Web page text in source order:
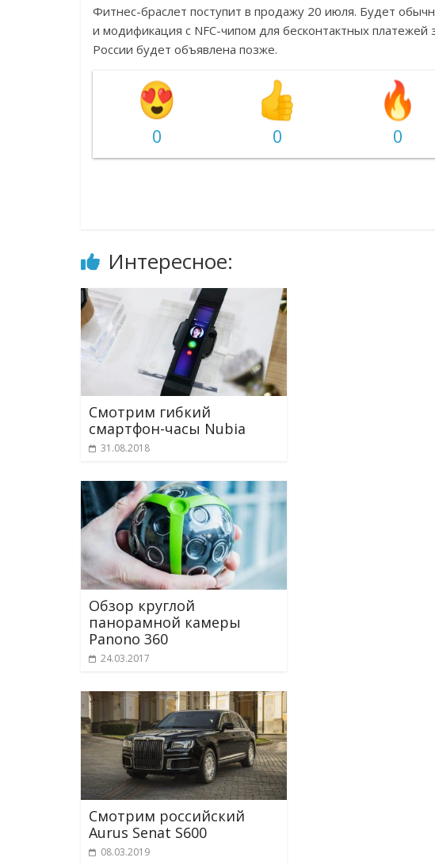
Фитнес-браслет поступит в продажу 20 июля. Будет
и модификация с NFC-чипом для бесконтактных
России будет объявлена позже.
0 0 0
Интересное:
Смотрим гибкий
смартфон-часы Nubia
31.08.2018
Обзор круглой
панорамной камеры
Panono 360
24.03.2017
Смотрим российский
Aurus Senat S600
08.03.2019